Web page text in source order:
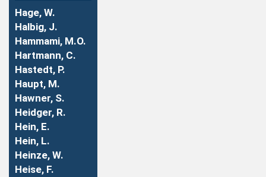
Hage, W.
Halbig, J.
Hammami, M.O.
Hartmann, C.
Hastedt, P.
Haupt, M.
Hawner, S.
Heidger, R.
Hein, E.
Hein, L.
Heinze, W.
Heise, F.